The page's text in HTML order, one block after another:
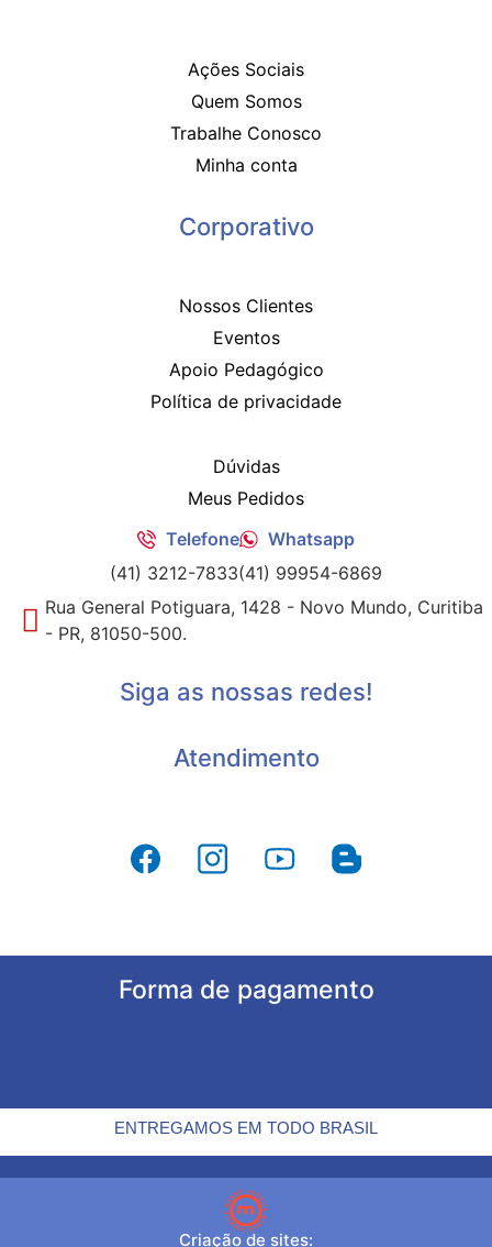
Ações Sociais
Quem Somos
Trabalhe Conosco
Minha conta
Corporativo
Nossos Clientes
Eventos
Apoio Pedagógico
Política de privacidade
Dúvidas
Meus Pedidos
Telefone
Whatsapp
(41) 3212-7833(41) 99954-6869
Rua General Potiguara, 1428 - Novo Mundo, Curitiba
- PR, 81050-500.
Siga as nossas redes!
Atendimento
Forma de pagamento
ENTREGAMOS EM TODO BRASIL
Criação de sites: